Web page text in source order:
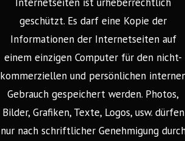
geschützt. Es darf eine Kopie der
Informationen der Internetseiten auf
einem einzigen Computer für den nicht-
kommerziellen und persönlichen
Gebrauch gespeichert werden. Photos,
Bilder, Grafiken, Texte, Logos, usw. dürfen
nur nach schriftlicher Genehmigung